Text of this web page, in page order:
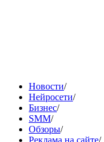
Новости/
Нейросети/
Бизнес/
SMM/
Обзоры/
Реклама на сайте/